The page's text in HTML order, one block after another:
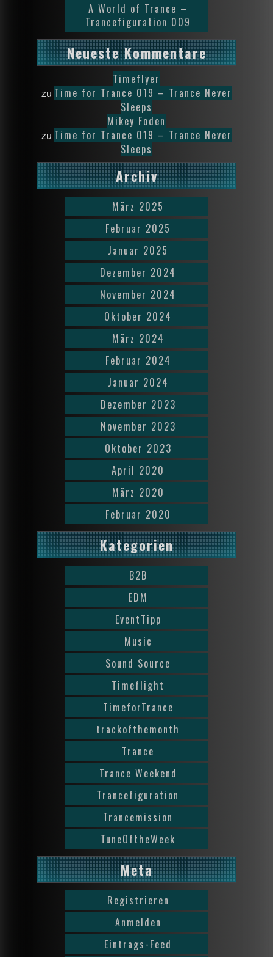
A World of Trance –
Trancefiguration 009
Neueste Kommentare
Timeflyer
zu Time for Trance 019 – Trance Never
Sleeps
Mikey Foden
zu Time for Trance 019 – Trance Never
Sleeps
Archiv
März 2025
Februar 2025
Januar 2025
Dezember 2024
November 2024
Oktober 2024
März 2024
Februar 2024
Januar 2024
Dezember 2023
November 2023
Oktober 2023
April 2020
März 2020
Februar 2020
Kategorien
B2B
EDM
EventTipp
Music
Sound Source
Timeflight
TimeforTrance
trackofthemonth
Trance
Trance Weekend
Trancefiguration
Trancemission
TuneOftheWeek
Meta
Registrieren
Anmelden
Eintrags-Feed